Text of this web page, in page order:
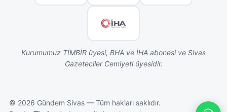
Kurumumuz TİMBİR üyesi, BHA ve İHA abonesi ve Sivas
Gazeteciler Cemiyeti üyesidir.
© 2026 Gündem Sivas — Tüm hakları saklıdır.